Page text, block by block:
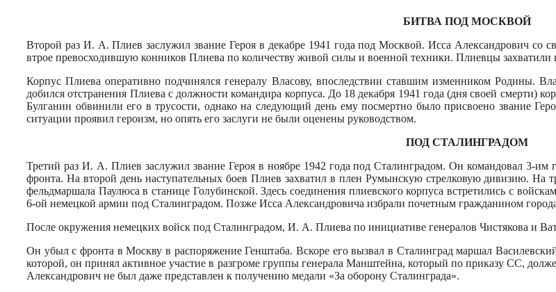
БИТВА ПОД МОСКВОЙ
Второй раз И. А. Плиев заслужил звание Героя в декабре 1941 года под Москвой. Исса Александрович со
втрое превосходившую конников Плиева по количеству живой силы и военной тех­ники. Плиевцы
Корпус Плиева оперативно под­чинялся генералу Власову, впоследст­вии ставшим изменником Родины.
добился отстранения Плиева с должности командира корпуса. До 18 декабря 1941 года (дня своей смерти)
Булганин обвинили его в трусо­сти, однако на следующий день ему посмертно было присвоено звание
ситуации проявил героизм, но опять его заслуги не были оценены руководством.
ПОД СТАЛИНГРАДОМ
Третий раз И. А. Плиев заслужил звание Героя в ноябре 1942 года под Сталинградом. Он командовал 3-
фронта. На второй день наступатель­ных боев Плиев захватил в плен Ру­мынскую стрелковую дивизию.
фельдмаршала Паулюса в станице Голубинской. Здесь соединения плиевского корпуса встретились с
6-ой немецкой армии под Сталингра­дом. Позже Исса Александровича из­брали почетным гражданином
После окружения немецких войск под Сталинградом, И. А. Плиева по инициативе генералов Чистякова и
Он убыл с фронта в Москву в распоряжение Генштаба. Вскоре его вызвал в Ста­линград маршал
кото­рой, он принял активное участие в разгроме группы генерала Манштейна, который по приказу СС,
Александрович не был даже представ­лен к получению медали «За оборону Сталинграда».